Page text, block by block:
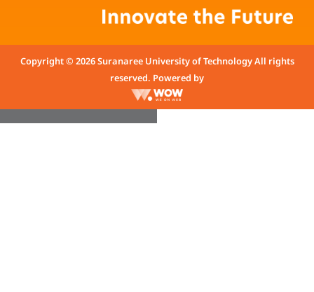
Copyright © 2026 Suranaree University of Technology All rights
reserved. Powered by